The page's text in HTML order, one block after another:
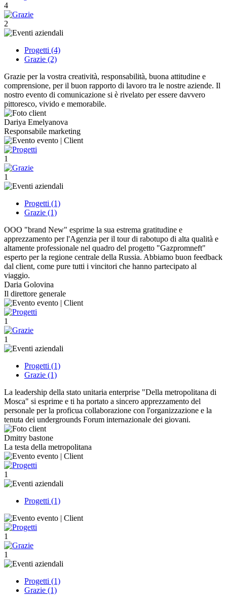
4
2
Progetti (4)
Grazie (2)
Grazie per la vostra creatività, responsabilità, buona attitudine e
comprensione, per il buon rapporto di lavoro tra le nostre aziende. Il
nostro evento di comunicazione si è rivelato per essere davvero
pittoresco, vivido e memorabile.
Dariya Emelyanova
Responsabile marketing
1
1
Progetti (1)
Grazie (1)
OOO "brand New" esprime la sua estrema gratitudine e
apprezzamento per l'Agenzia per il tour di rabotupo di alta qualità e
altamente professionale nel quadro del progetto "Gazpromneft"
esperto per la regione centrale della Russia. Abbiamo buon feedback
dal client, come pure tutti i vincitori che hanno partecipato al
viaggio.
Daria Golovina
Il direttore generale
1
1
Progetti (1)
Grazie (1)
La leadership della stato unitaria enterprise "Della metropolitana di
Mosca" si esprime e ti ha portato a sincero apprezzamento del
personale per la proficua collaborazione con l'organizzazione e la
tenuta dei undergrounds Forum internazionale dei giovani.
Dmitry bastone
La testa della metropolitana
1
Progetti (1)
1
1
Progetti (1)
Grazie (1)